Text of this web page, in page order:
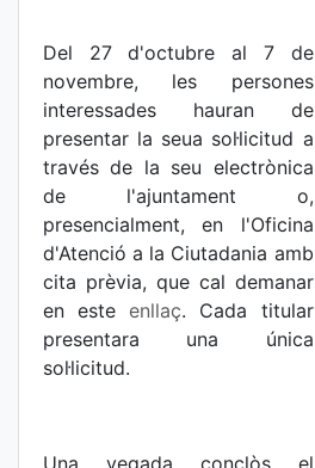
Del 27 d'octubre al 7 de
novembre, les persones
interessades hauran de
presentar la seua sol·licitud a
través de la seu electrònica
de l'ajuntament o,
presencialment, en l'Oficina
d'Atenció a la Ciutadania amb
cita prèvia, que cal demanar
en este enllaç. Cada titular
presentara una única
sol·licitud.
Una vegada conclòs el